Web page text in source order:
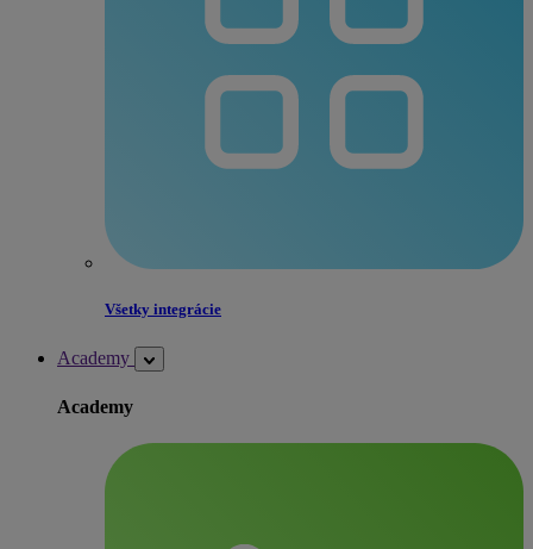
Všetky integrácie
Academy
Academy